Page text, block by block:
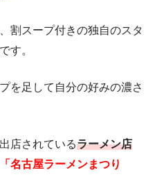
割スープ付きの独自のスタ
す。
を足して自分の好みの濃さ
店されているラーメン店
「名古屋ラーメンまつり